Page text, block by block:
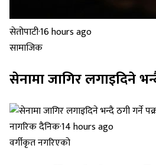
सेतोपाटी·16 hours ago
सामाजिक
सेनामा जागिर लगाइदिने
नागरिक दैनिक·14 hours ago
वर्गीकृत नगरिएको